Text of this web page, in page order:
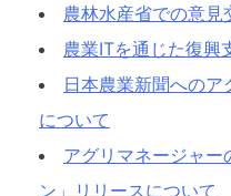
農林水産省での意見
農業ITを通じた復興
日本農業新聞への
について
アグリマネージャー
ン」リリースについて